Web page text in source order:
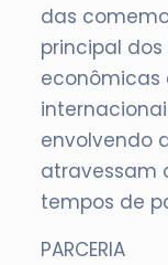
das
principal
econômicas
envolvendo
atravessam
tempos de
PARCERIA